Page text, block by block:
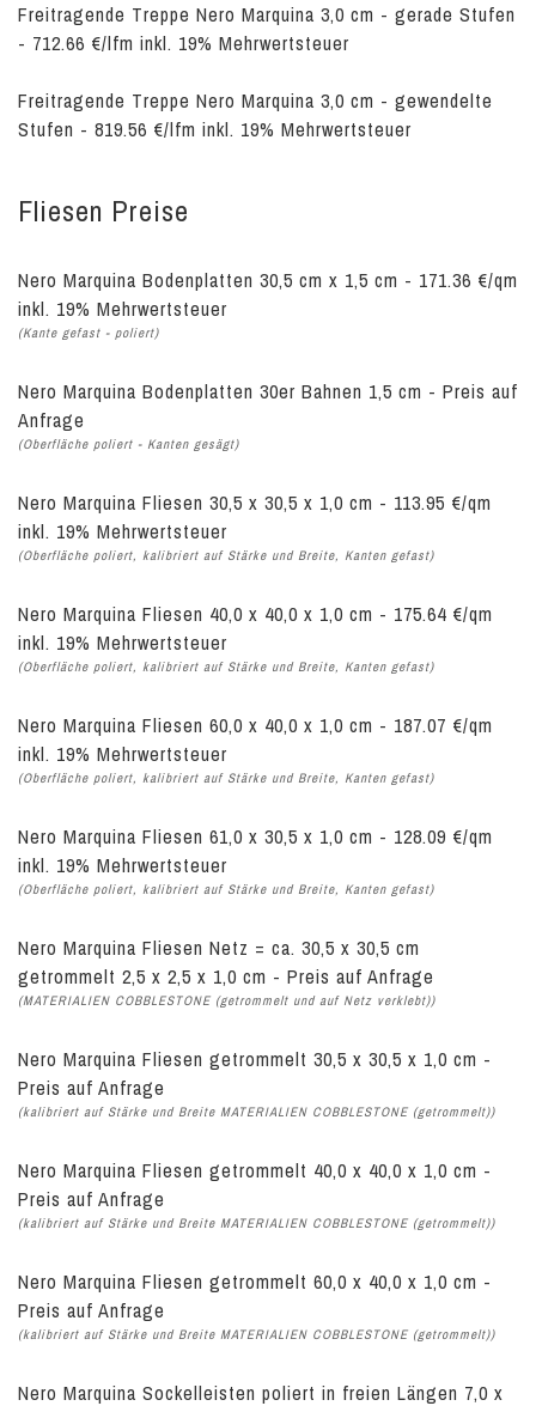
Freitragende Treppe Nero Marquina 3,0 cm - gerade Stufen
- 712.66 €/lfm inkl. 19% Mehrwertsteuer
Freitragende Treppe Nero Marquina 3,0 cm - gewendelte
Stufen - 819.56 €/lfm inkl. 19% Mehrwertsteuer
Fliesen Preise
Nero Marquina Bodenplatten 30,5 cm x 1,5 cm - 171.36 €/qm
inkl. 19% Mehrwertsteuer
(Kante gefast - poliert)
Nero Marquina Bodenplatten 30er Bahnen 1,5 cm - Preis auf
Anfrage
(Oberfläche poliert - Kanten gesägt)
Nero Marquina Fliesen 30,5 x 30,5 x 1,0 cm - 113.95 €/qm
inkl. 19% Mehrwertsteuer
(Oberfläche poliert, kalibriert auf Stärke und Breite, Kanten gefast)
Nero Marquina Fliesen 40,0 x 40,0 x 1,0 cm - 175.64 €/qm
inkl. 19% Mehrwertsteuer
(Oberfläche poliert, kalibriert auf Stärke und Breite, Kanten gefast)
Nero Marquina Fliesen 60,0 x 40,0 x 1,0 cm - 187.07 €/qm
inkl. 19% Mehrwertsteuer
(Oberfläche poliert, kalibriert auf Stärke und Breite, Kanten gefast)
Nero Marquina Fliesen 61,0 x 30,5 x 1,0 cm - 128.09 €/qm
inkl. 19% Mehrwertsteuer
(Oberfläche poliert, kalibriert auf Stärke und Breite, Kanten gefast)
Nero Marquina Fliesen Netz = ca. 30,5 x 30,5 cm
getrommelt 2,5 x 2,5 x 1,0 cm - Preis auf Anfrage
(MATERIALIEN COBBLESTONE (getrommelt und auf Netz verklebt))
Nero Marquina Fliesen getrommelt 30,5 x 30,5 x 1,0 cm -
Preis auf Anfrage
(kalibriert auf Stärke und Breite MATERIALIEN COBBLESTONE (getrommelt))
Nero Marquina Fliesen getrommelt 40,0 x 40,0 x 1,0 cm -
Preis auf Anfrage
(kalibriert auf Stärke und Breite MATERIALIEN COBBLESTONE (getrommelt))
Nero Marquina Fliesen getrommelt 60,0 x 40,0 x 1,0 cm -
Preis auf Anfrage
(kalibriert auf Stärke und Breite MATERIALIEN COBBLESTONE (getrommelt))
Nero Marquina Sockelleisten poliert in freien Längen 7,0 x